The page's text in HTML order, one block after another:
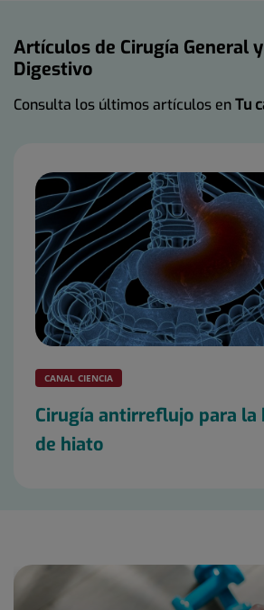
Artículos de Cirugía General
Digestivo
Consulta los últimos artículos enTu
diapositivas:
CANAL CIENCIA
Cirugía antirreflujo para la
de hiato